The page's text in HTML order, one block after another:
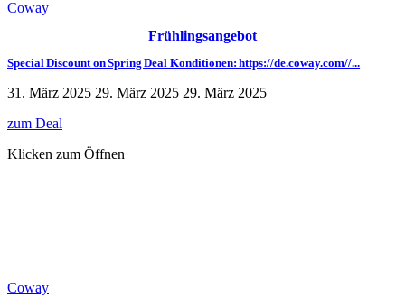
Coway
Frühlingsangebot
Special Discount on Spring Deal Konditionen: https://de.coway.com//...
31. März 2025 29. März 2025 29. März 2025
zum Deal
Klicken zum Öffnen
Coway